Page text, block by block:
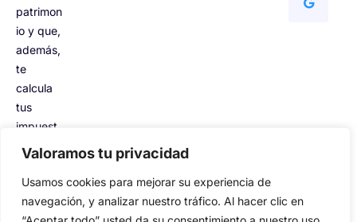
Valoramos tu privacidad
Usamos cookies para mejorar su experiencia de
navegación, y analizar nuestro tráfico. Al hacer clic en
patrimon
io y que,
además,
te
calcula
tus
impuest
os.